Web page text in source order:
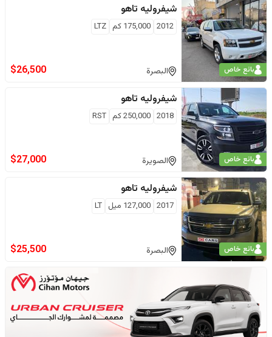
بائع خاص
شيفروليه تاهو
2012
175,000 كم LTZ
البصرة $26,500
بائع خاص
شيفروليه تاهو
2018
250,000كم RST
الصويرة $27,000
بائع خاص
شيفروليه تاهو
2017
127,000 ميل LT
البصرة $25,500